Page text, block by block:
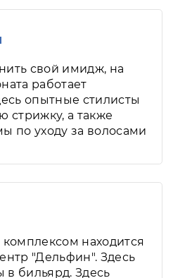
свой имидж, на
работает
опытные стилисты
стрижку, а также
по уходу за волосами
находится
"Дельфин". Здесь
в бильярд. Здесь